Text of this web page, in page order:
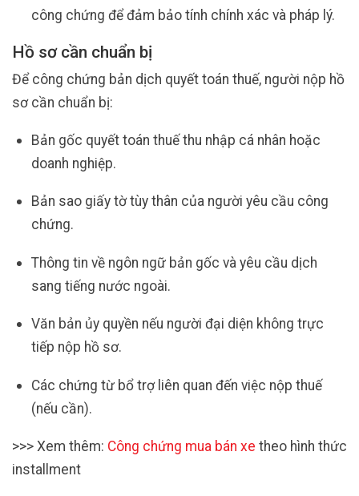
công chứng để đảm bảo tính chính xác và pháp lý.
Hồ sơ cần chuẩn bị
Để công chứng bản dịch quyết toán thuế, người nộp hồ
sơ cần chuẩn bị:
Bản gốc quyết toán thuế thu nhập cá nhân hoặc
doanh nghiệp.
Bản sao giấy tờ tùy thân của người yêu cầu công
chứng.
Thông tin về ngôn ngữ bản gốc và yêu cầu dịch
sang tiếng nước ngoài.
Văn bản ủy quyền nếu người đại diện không trực
tiếp nộp hồ sơ.
Các chứng từ bổ trợ liên quan đến việc nộp thuế
(nếu cần).
>>> Xem thêm: Công chứng mua bán xe theo hình thức
installment